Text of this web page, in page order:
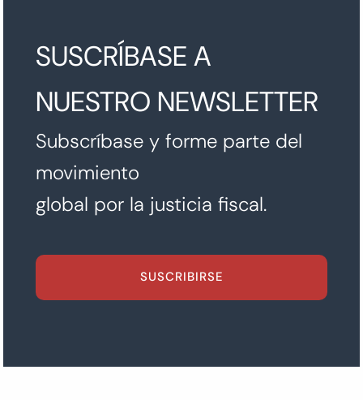
SUSCRÍBASE A
NUESTRO NEWSLETTER
Subscríbase y forme parte del
movimiento
global por la justicia fiscal.
SUSCRIBIRSE